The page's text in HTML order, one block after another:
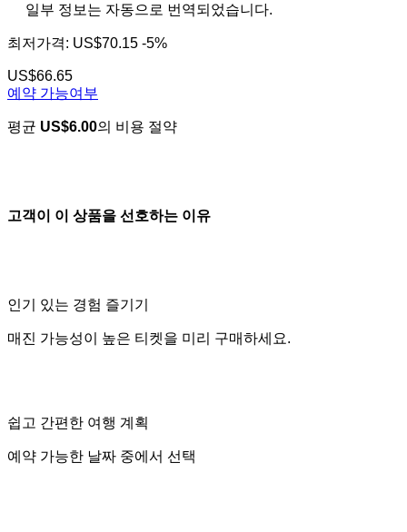
일부 정보는 자동으로 번역되었습니다.
최저가격: US$70.15 -5%
US$66.65
예약 가능여부
평균 US$6.00의 비용 절약
고객이 이 상품을 선호하는 이유
인기 있는 경험 즐기기
매진 가능성이 높은 티켓을 미리 구매하세요.
쉽고 간편한 여행 계획
예약 가능한 날짜 중에서 선택